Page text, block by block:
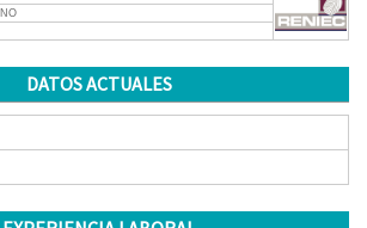
DATOS ACTUALES